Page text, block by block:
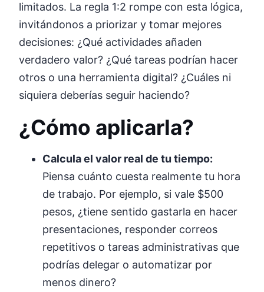
limitados. La regla 1:2 rompe con esta lógica,
invitándonos a priorizar y tomar mejores
decisiones: ¿Qué actividades añaden
verdadero valor? ¿Qué tareas podrían hacer
otros o una herramienta digital? ¿Cuáles ni
siquiera deberías seguir haciendo?
¿Cómo aplicarla?
Calcula el valor real de tu tiempo:
Piensa cuánto cuesta realmente tu hora
de trabajo. Por ejemplo, si vale $500
pesos, ¿tiene sentido gastarla en hacer
presentaciones, responder correos
repetitivos o tareas administrativas que
podrías delegar o automatizar por
menos dinero?